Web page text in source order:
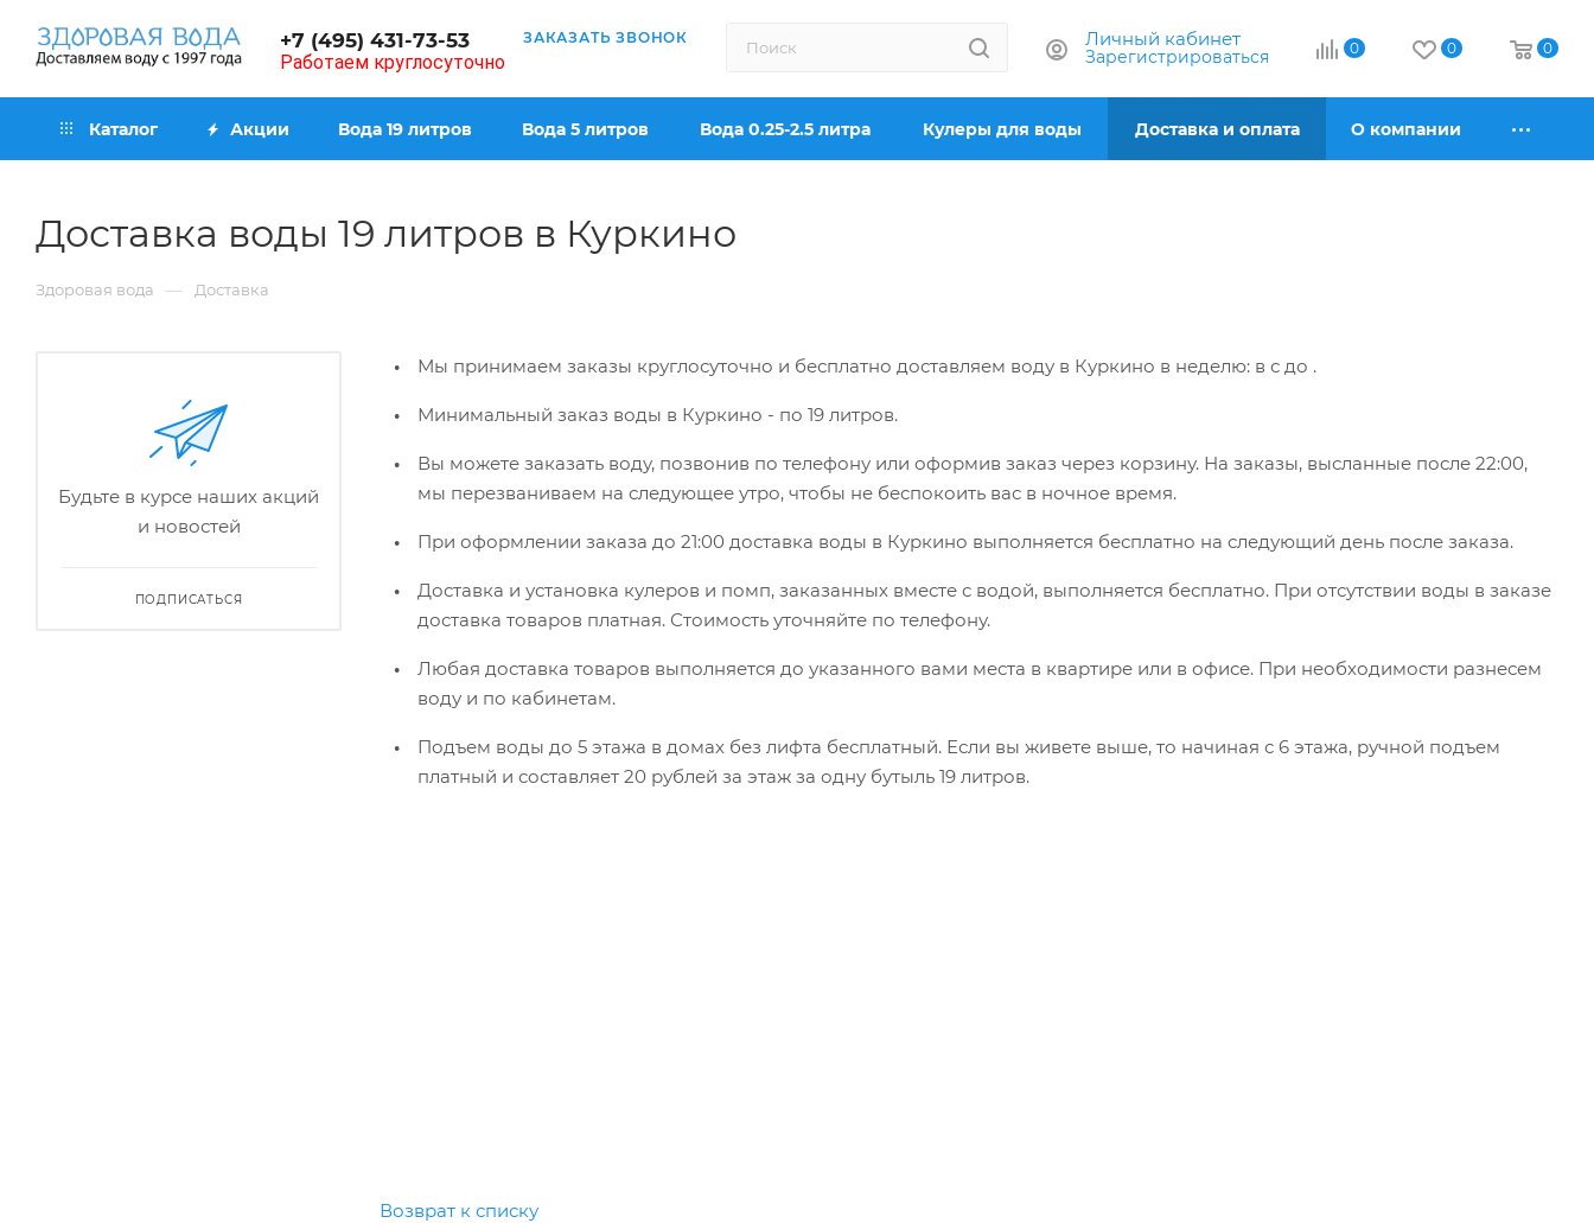
+7 (495) 431-73-53
Работаем круглосуточно
ЗАКАЗАТЬ ЗВОНОК Личный кабинет
Зарегистрироваться 0 0 0
Каталог Акции Вода 19 литров Вода 5 литров Вода 0.25-2.5 литра Кулеры для воды Доставка и оплата О компании
Доставка воды 19 литров в Куркино
Здоровая вода — Доставка
Мы принимаем заказы круглосуточно и бесплатно доставляем воду в Куркино в неделю: в с до .
Минимальный заказ воды в Куркино - по 19 литров.
Вы можете заказать воду, позвонив по телефону или оформив заказ через корзину. На заказы, высланные после 22:00,
мы перезваниваем на следующее утро, чтобы не беспокоить вас в ночное время.
При оформлении заказа до 21:00 доставка воды в Куркино выполняется бесплатно на следующий день после заказа.
Доставка и установка кулеров и помп, заказанных вместе с водой, выполняется бесплатно. При отсутствии воды в заказе
доставка товаров платная. Стоимость уточняйте по телефону.
Любая доставка товаров выполняется до указанного вами места в квартире или в офисе. При необходимости разнесем
воду и по кабинетам.
Подъем воды до 5 этажа в домах без лифта бесплатный. Если вы живете выше, то начиная с 6 этажа, ручной подъем
платный и составляет 20 рублей за этаж за одну бутыль 19 литров.
Возврат к списку
Будьте в курсе наших акций
и новостей
ПОДПИСАТЬСЯ